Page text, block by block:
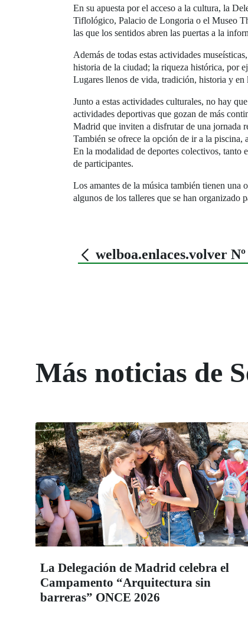
En su apuesta por el acceso a la cultura, la
Tiflológico, Palacio de Longoria o el Museo
las que los sentidos abren las puertas a la
Además de todas estas actividades
historia de la ciudad; la riqueza histórica, por
Lugares llenos de vida, tradición, historia y en
Junto a estas actividades culturales, no hay
actividades deportivas que gozan de más
Madrid que inviten a disfrutar de una jornada
También se ofrece la opción de ir a la piscina,
En la modalidad de deportes colectivos, tanto
de participantes.
Los amantes de la música también tienen una
algunos de los talleres que se han organizado
welboa.enlaces.volver
Más noticias de
La Delegación de Madrid celebra el
Campamento “Arquitectura sin
barreras” ONCE 2026